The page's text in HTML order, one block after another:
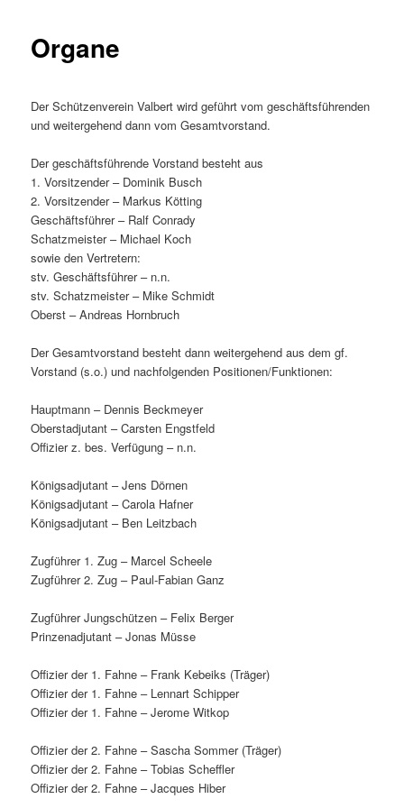
Organe
Der Schützenverein Valbert wird geführt vom geschäftsführenden
und weitergehend dann vom Gesamtvorstand.
Der geschäftsführende Vorstand besteht aus
1. Vorsitzender – Dominik Busch
2. Vorsitzender – Markus Kötting
Geschäftsführer – Ralf Conrady
Schatzmeister – Michael Koch
sowie den Vertretern:
stv. Geschäftsführer – n.n.
stv. Schatzmeister – Mike Schmidt
Oberst – Andreas Hornbruch
Der Gesamtvorstand besteht dann weitergehend aus dem gf.
Vorstand (s.o.) und nachfolgenden Positionen/Funktionen:
Hauptmann – Dennis Beckmeyer
Oberstadjutant – Carsten Engstfeld
Offizier z. bes. Verfügung – n.n.
Königsadjutant – Jens Dörnen
Königsadjutant – Carola Hafner
Königsadjutant – Ben Leitzbach
Zugführer 1. Zug – Marcel Scheele
Zugführer 2. Zug – Paul-Fabian Ganz
Zugführer Jungschützen – Felix Berger
Prinzenadjutant – Jonas Müsse
Offizier der 1. Fahne – Frank Kebeiks (Träger)
Offizier der 1. Fahne – Lennart Schipper
Offizier der 1. Fahne – Jerome Witkop
Offizier der 2. Fahne – Sascha Sommer (Träger)
Offizier der 2. Fahne – Tobias Scheffler
Offizier der 2. Fahne – Jacques Hiber